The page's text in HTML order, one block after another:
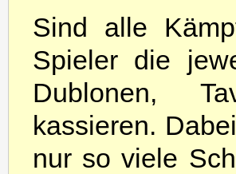
Sind alle
Spieler die
Dublonen,
kassieren.
nur so viele